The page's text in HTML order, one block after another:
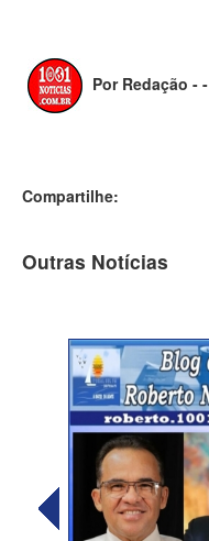
Por Redação - -
Compartilhe:
Outras Notícias